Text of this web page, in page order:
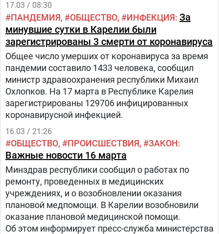
17.03 / 08:30
ПАНДЕМИЯ ОБЩЕСТВО ИНФЕКЦИЯ За
минувшие сутки в Карелии были
зарегистрированы 3 смерти от коронавируса
Общее число умерших от коронавируса за время
пандемии составило 1433 человека, сообщил
министр здравоохранения республики Михаил
Охлопков. На 17 марта в Республике Карелия
зарегистрированы 129706 инфицированных
коронавирусной инфекцией.
16.03 / 21:26
ОБЩЕСТВО ПРОИСШЕСТВИЯ ЗАКОН
Важные новости 16 марта
Минздрав республики сообщил о работах по
ремонту, проведенных в медицинских
учреждениях, и о возобновлении оказания
плановой медпомощи. В Карелии возобновили
оказание плановой медицинской помощи.
Об этом информирует пресс-служба министерства